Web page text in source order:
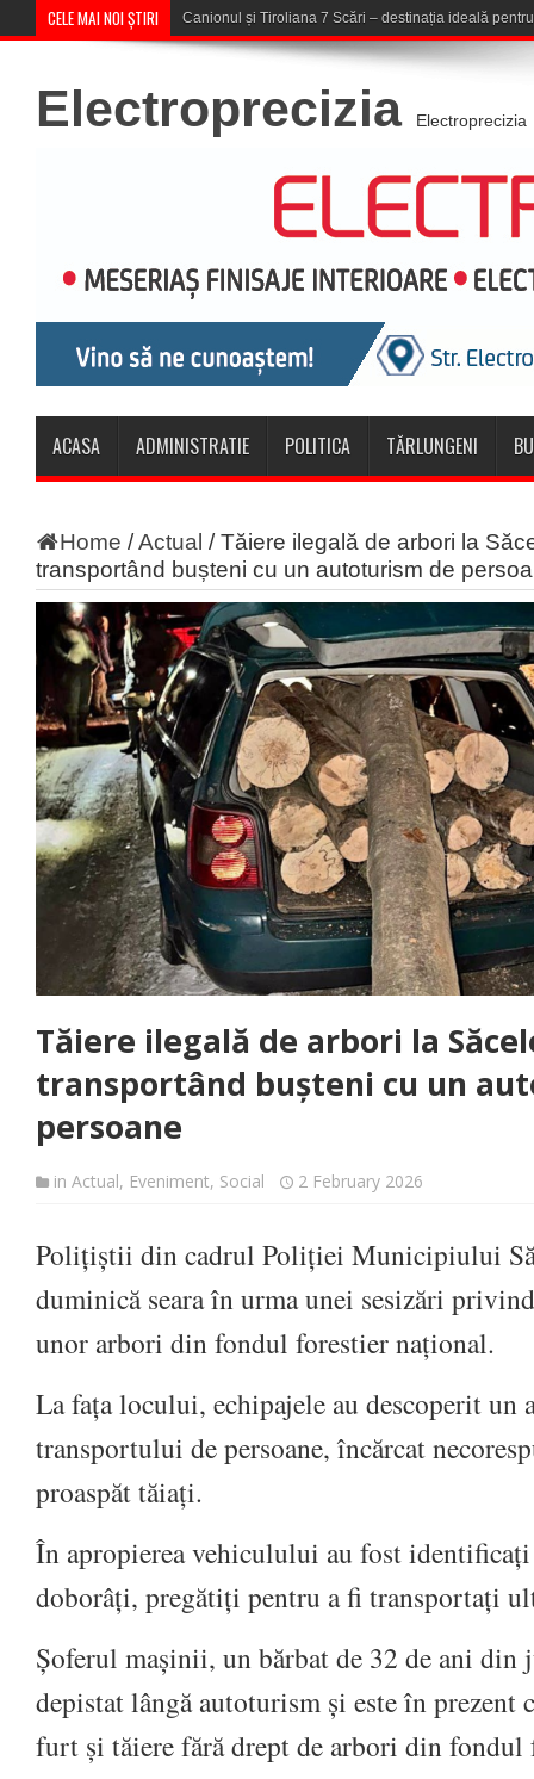
CELE MAI NOI ȘTIRI Concert în aer liber la Komeea Café &
Electroprecizia Electroprecizia
ACASA ADMINISTRATIE POLITICA TĂRLUNGENI
Home /Actual /Tăiere ilegală de arbori la
transportând bușteni cu un autoturism de
Tăiere ilegală de arbori la
transportând bușteni cu un
persoane
in Actual, Eveniment, Social 2 February 2026
Polițiștii din cadrul Poliției Municipiului
duminică seara în urma unei sesizări
unor arbori din fondul forestier național.
La fața locului, echipajele au descoperit un
transportului de persoane, încărcat
proaspăt tăiați.
În apropierea vehiculului au fost
doborâți, pregătiți pentru a fi transportați
Șoferul mașinii, un bărbat de 32 de ani din
depistat lângă autoturism și este în prezent
furt și tăiere fără drept de arbori din fondul